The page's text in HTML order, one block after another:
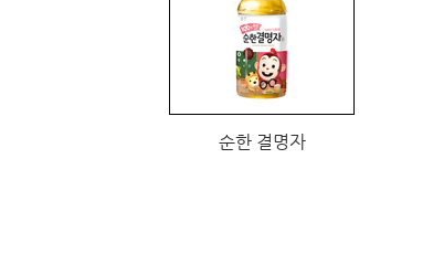
순한 결명자